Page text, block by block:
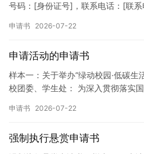
号码：[身份证号]，联系电话：[联
申请书 2026-07-22
申请活动的申请书
样本一：关于举办“绿动校园·低碳生
校团委、学生处： 为深入贯彻落实
申请书 2026-07-22
强制执行悬赏申请书